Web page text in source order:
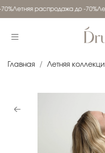
Летняя распродажа до -70%
Главная Летняя